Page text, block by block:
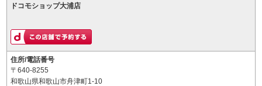
ドコモショップ大浦店
住所/電話番号
〒640-8255
和歌山県和歌山市舟津町1-10